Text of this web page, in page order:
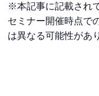
※本記事に記載され
セミナー開催時点で
は異なる可能性があ